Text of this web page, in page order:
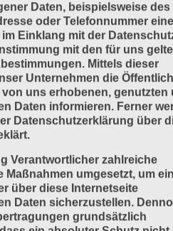
Daten, beispielsweise des
oder Telefonnummer
Einklang mit der
mit den für uns
Mittels dieser
Unternehmen die
uns erhobenen, genutzten
Daten informieren. Ferner
Datenschutzerklärung über
Verantwortlicher zahlreiche
umgesetzt, um
über diese Internetseite
Daten sicherzustellen.
grundsätzlich